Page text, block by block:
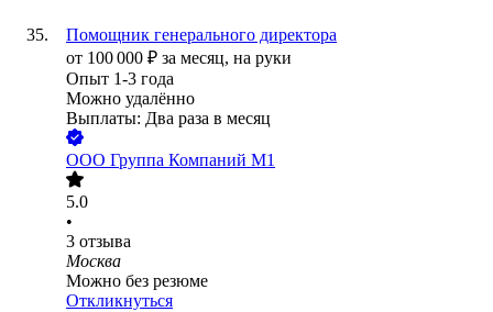
Помощник генерального директора
от 100 000 ₽ за месяц, на руки
Опыт 1-3 года
Можно удалённо
Выплаты: Два раза в месяц
ООО Группа Компаний М1
5.0
•
3 отзыва
Москва
Можно без резюме
Откликнуться